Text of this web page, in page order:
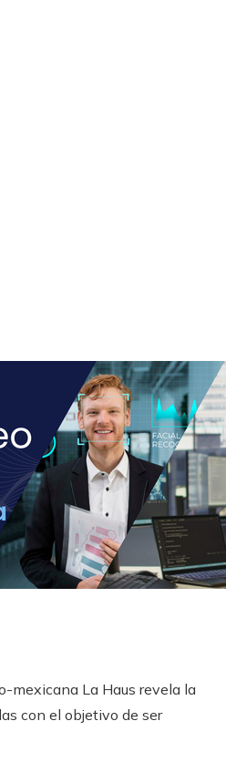
mexicana La Haus revela la
con el objetivo de ser